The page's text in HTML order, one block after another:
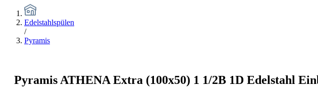
Edelstahlspülen
/
Pyramis
Pyramis ATHENA Extra (100x50) 1 1/2B 1D Edelstahl